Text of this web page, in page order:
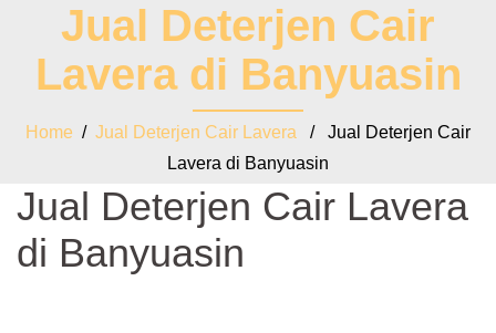
Jual Deterjen Cair
Lavera di Banyuasin
Home / Jual Deterjen Cair Lavera / Jual Deterjen Cair
Lavera di Banyuasin
Jual Deterjen Cair Lavera
di Banyuasin